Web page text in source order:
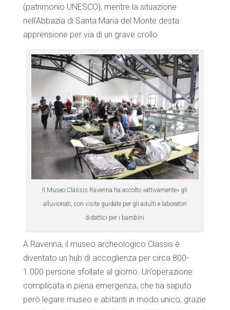
(patrimonio UNESCO), mentre la situazione
nell’Abbazia di Santa Maria del Monte desta
apprensione per via di un grave crollo.
Il Museo Classis Ravenna ha accolto «attivamente» gli
alluvionati, con visite guidate per gli adulti e laboratori
didattici per i bambini
A Ravenna, il museo archeologico Classis è
diventato un hub di accoglienza per circa 800-
1.000 persone sfollate al giorno. Un’operazione
complicata in piena emergenza, che ha saputo
però legare museo e abitanti in modo unico, grazie